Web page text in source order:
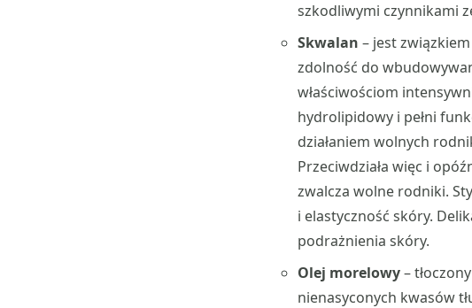
szkodliwymi czynnikami
Skwalan – jest
zdolność do
właściwościom
hydrolipidowy i pełni
działaniem wolnych
Przeciwdziała więc i
zwalcza wolne rodniki.
i elastyczność skóry.
podrażnienia skóry.
Olej morelowy–
nienasyconych kwasów